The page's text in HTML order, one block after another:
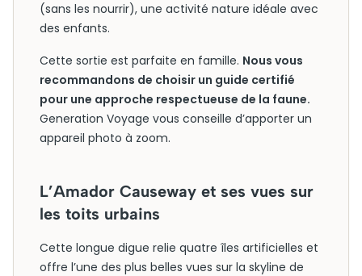
(sans les nourrir), une activité nature idéale avec
des enfants.
Cette sortie est parfaite en famille. Nous vous
recommandons de choisir un guide certifié
pour une approche respectueuse de la faune.
Generation Voyage vous conseille d’apporter un
appareil photo à zoom.
L’Amador Causeway et ses vues sur
les toits urbains
Cette longue digue relie quatre îles artificielles et
offre l’une des plus belles vues sur la skyline de